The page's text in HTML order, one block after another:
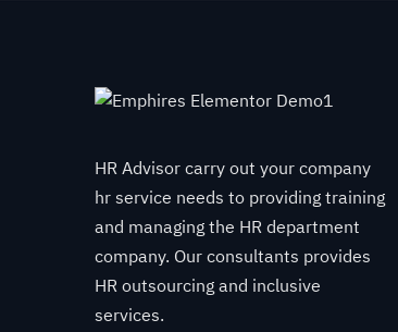
HR Advisor carry out your company
hr service needs to providing training
and managing the HR department
company. Our consultants provides
HR outsourcing and inclusive
services.